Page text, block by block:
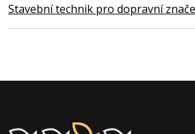
Stavební technik pro dopravní